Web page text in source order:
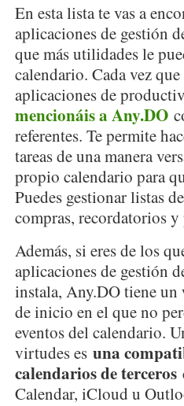
En esta lista te vas a
aplicaciones de gestión
que más utilidades le
calendario. Cada vez
aplicaciones de
mencionáis a Any.DO
referentes. Te permite
tareas de una manera
propio calendario para
Puedes gestionar listas
compras, recordatorios
Además, si eres de los
aplicaciones de gestión
instala, Any.DO tiene
de inicio en el que no
eventos del calendario.
virtudes es una
calendarios de terceros
Calendar, iCloud u